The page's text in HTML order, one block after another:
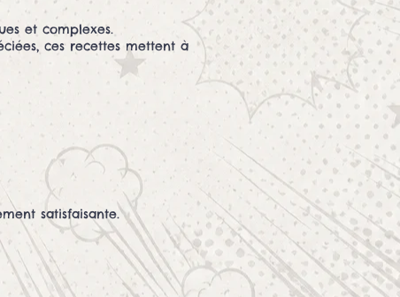
et complexes.
ces recettes mettent à
satisfaisante.